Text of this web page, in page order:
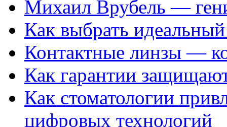
Михаил Врубель —
Как выбрать
Контактные линзы —
Как гарантии
Как стоматологии
цифровых технологий